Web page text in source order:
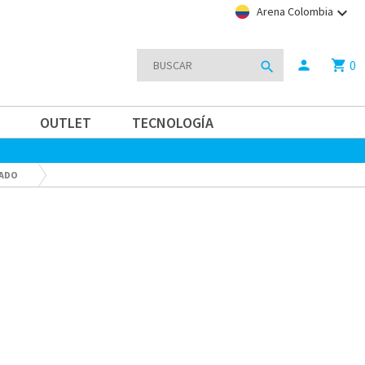
Arena Colombia keyboard_arrow_down
search person shopping_cart 0
OUTLET TECNOLOGÍA